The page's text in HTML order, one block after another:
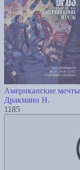
Американские мечты
Дракманн Н.
1185